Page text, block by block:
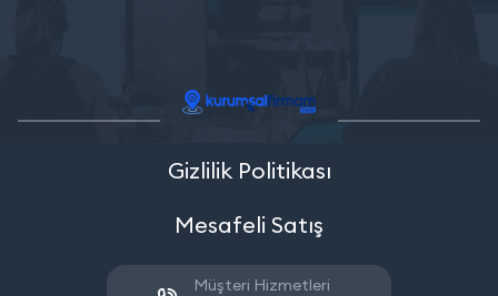
Gizlilik Politikası
Mesafeli Satış
Müşteri Hizmetleri